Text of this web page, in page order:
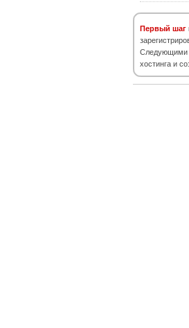
Первый шаг
Следующими
хостинга и